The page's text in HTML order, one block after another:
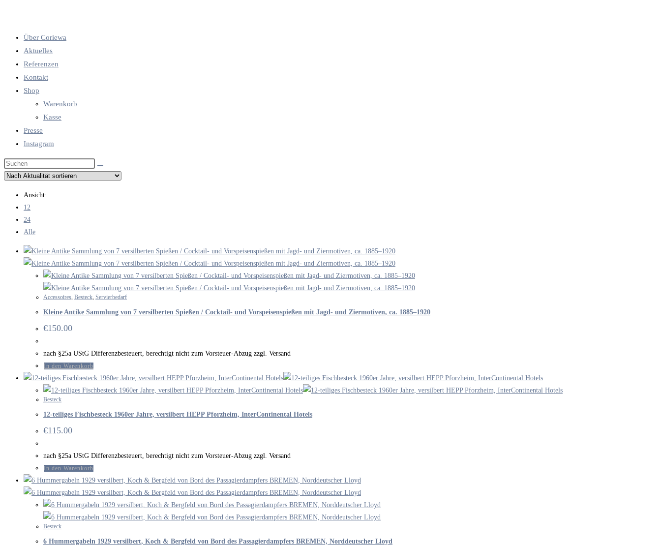
Über Coriewa
Aktuelles
Referenzen
Kontakt
Shop
Warenkorb
Kasse
Presse
Instagram
Diese
Website
Ansicht:
12
24
Alle
Accessoires, Besteck, Servierbedarf
Kleine Antike Sammlung von 7 versilberten Spießen / Cocktail- und Vorspeisenspießen mit Jagd- und Ziermotiven, ca. 1885–1920
€150.00
nach §25a UStG Differenzbesteuert, berechtigt nicht zum Vorsteuer-Abzug zzgl. Versand
In den Warenkorb
Besteck
12-teiliges Fischbesteck 1960er Jahre, versilbert HEPP Pforzheim, InterContinental Hotels
€115.00
nach §25a UStG Differenzbesteuert, berechtigt nicht zum Vorsteuer-Abzug zzgl. Versand
In den Warenkorb
Besteck
6 Hummergabeln 1929 versilbert, Koch & Bergfeld von Bord des Passagierdampfers BREMEN, Norddeutscher Lloyd